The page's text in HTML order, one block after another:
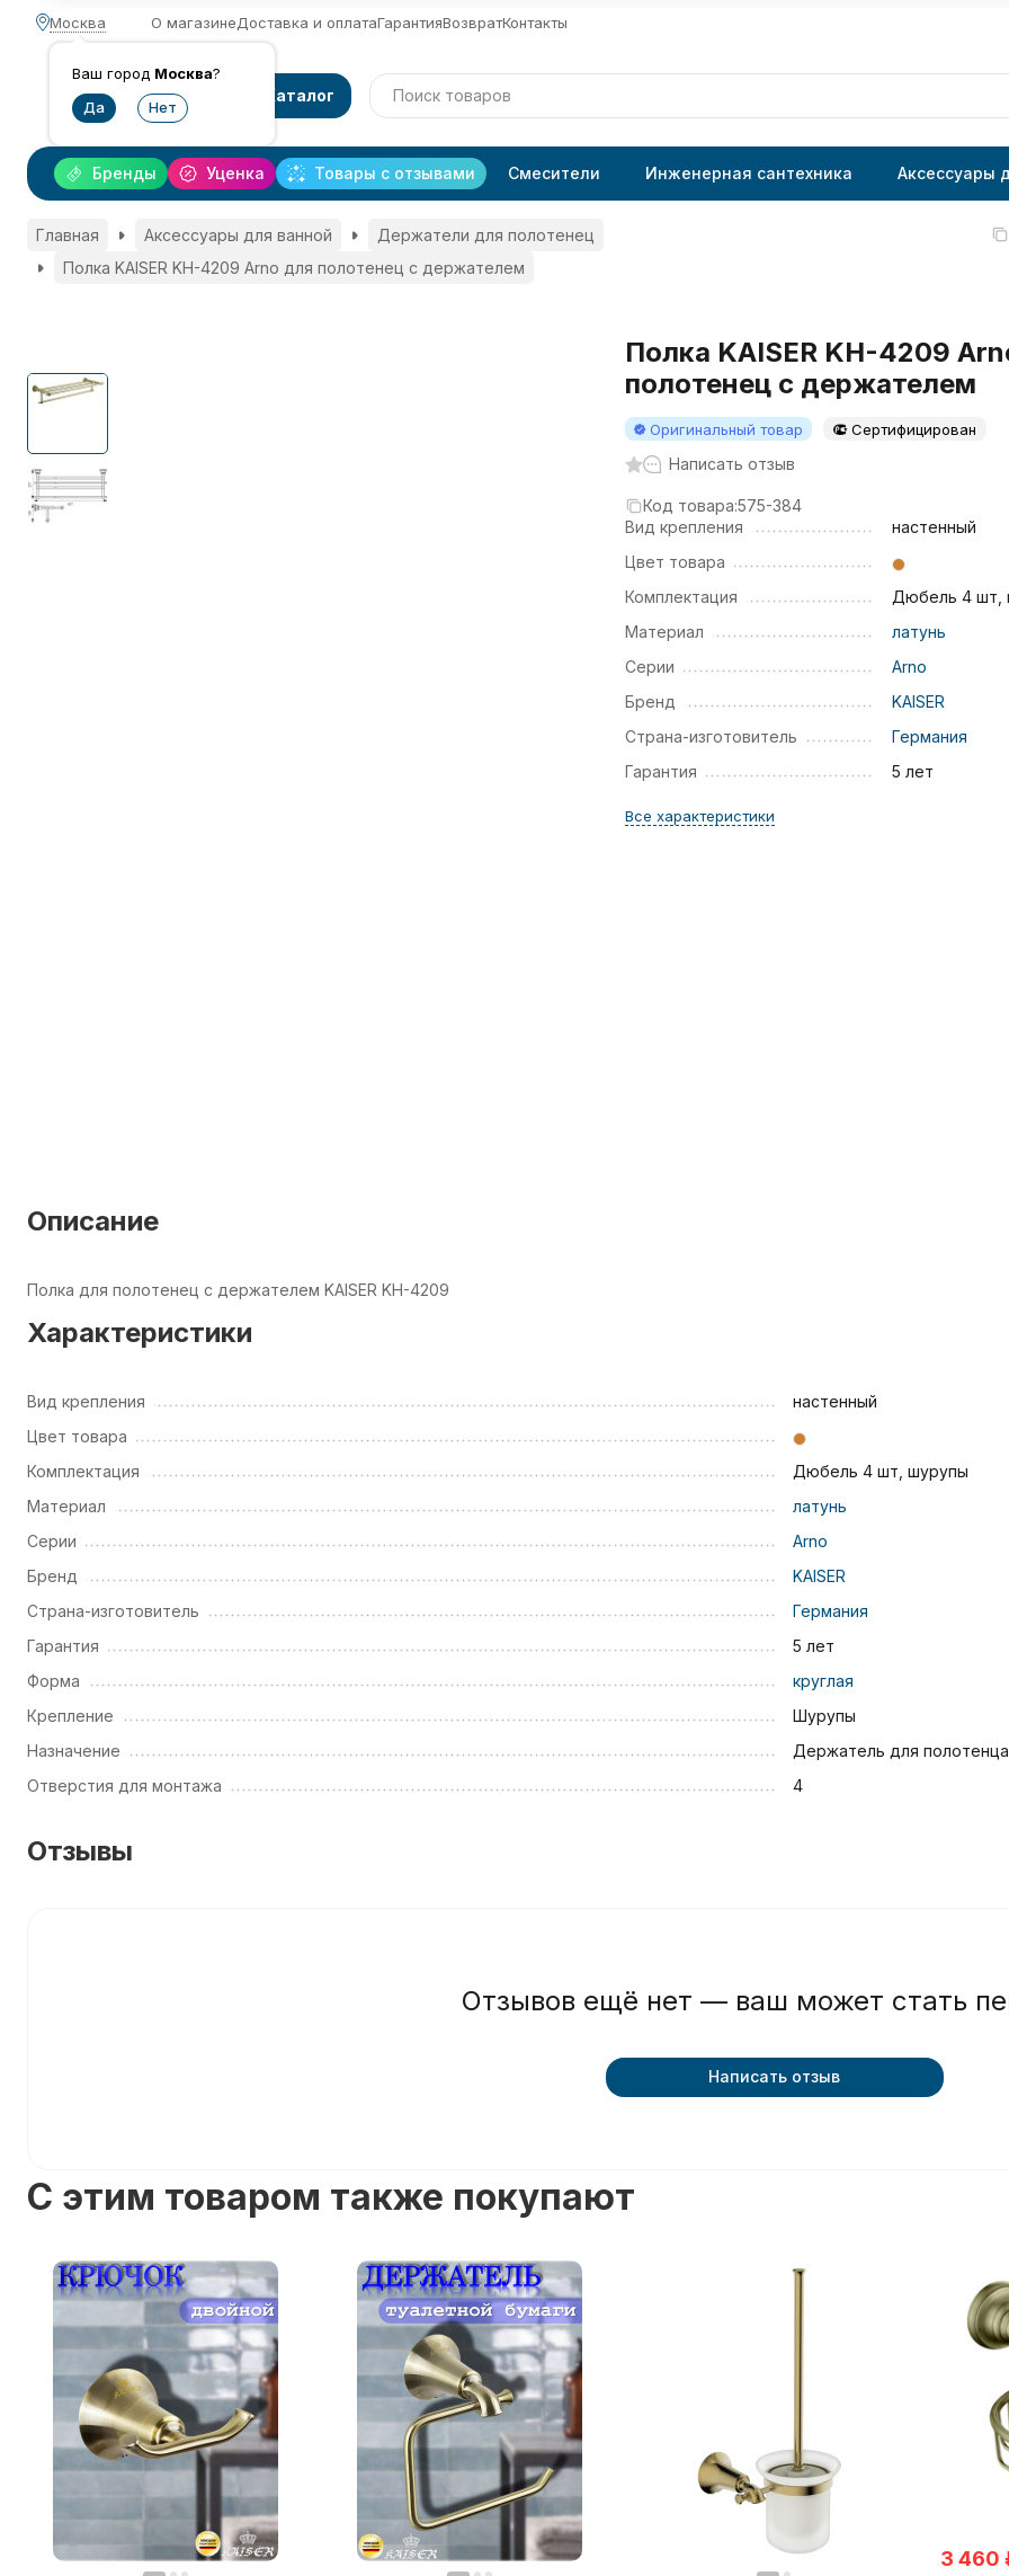
Москва
Ваш город Москва?
О магазинеДоставка и оплатаГарантияВозвратКонтакты
Каталог
Уценка Товары с отзывами
Бренды Смесители Инженерная сантехника Аксессуары
Главная Аксессуары для ванной
Держатели для полотенец
Полка KAISER KH-4209 Arno для полотенец с держателем
Полка KAISER KH-4209
полотенец с держателем
Оригинальный товар Сертифицирован
Написать отзыв
Код товара:575-384
Вид крепления
настенный
Цвет товара
Комплектация
Дюбель 4 шт,
Материал
латунь
Серии
Arno
Бренд
KAISER
Страна-изготовитель
Германия
Гарантия
5 лет
Все характеристики
Описание
Полка для полотенец с держателем KAISER KH-4209
Характеристики
Вид крепления
настенный
Цвет товара
Комплектация
Дюбель 4 шт, шурупы
Материал
латунь
Серии
Arno
Бренд
KAISER
Страна-изготовитель
Германия
Гарантия
5 лет
Форма
круглая
Крепление
Шурупы
Назначение
Держатель для полотенца
Отверстия для монтажа
4
Отзывы
Отзывов ещё нет — ваш может стать
Написать отзыв
C этим товаром также покупают
3 460